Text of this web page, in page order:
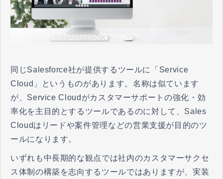
同じSalesforce社が提供するツールに「Service
Cloud」というものがあります。名称は似ています
が、Service Cloudがカスタマーサポートの強化・効
率化を主目的とするツールであるのに対して、Sales
Cloudはリードや案件管理などの営業支援が目的のツ
ールになります。
いずれも中長期的な観点では社内のカスタマーサクセ
ス体制の構築を志向するツールではありますが、実装